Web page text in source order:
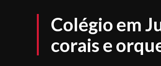
Colégio em
corais e